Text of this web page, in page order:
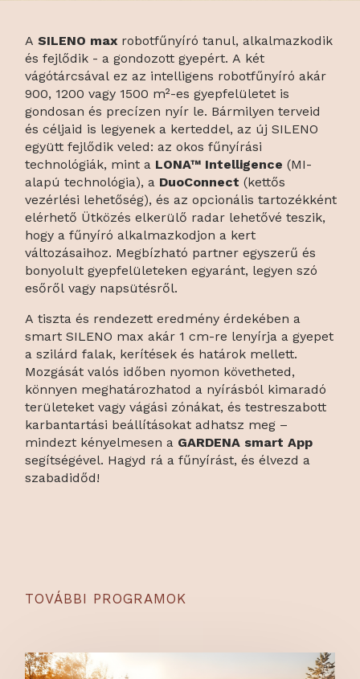
ASILENO max robotfűnyíró tanul, alkalmazkodik
és fejlődik - a gondozott gyepért. A két
vágótárcsával ez az intelligens robotfűnyíró akár
900, 1200 vagy 1500 m²-es gyepfelületet is
gondosan és precízen nyír le. Bármilyen terveid
és céljaid is legyenek a kerteddel, az új SILENO
együtt fejlődik veled: az okos fűnyírási
technológiák, mint a LONA™ Intelligence (MI-
alapú technológia), a DuoConnect (kettős
vezérlési lehetőség), és az opcionális tartozékként
elérhető Ütközés elkerülő radar lehetővé teszik,
hogy a fűnyíró alkalmazkodjon a kert
változásaihoz. Megbízható partner egyszerű és
bonyolult gyepfelületeken egyaránt, legyen szó
esőről vagy napsütésről.
A tiszta és rendezett eredmény érdekében a
smart SILENO max akár 1 cm-re lenyírja a gyepet
a szilárd falak, kerítések és határok mellett.
Mozgását valós időben nyomon követheted,
könnyen meghatározhatod a nyírásból kimaradó
területeket vagy vágási zónákat, és testreszabott
karbantartási beállításokat adhatsz meg –
mindezt kényelmesen a GARDENA smart App
segítségével. Hagyd rá a fűnyírást, és élvezd a
szabadidőd!
TOVÁBBI PROGRAMOK